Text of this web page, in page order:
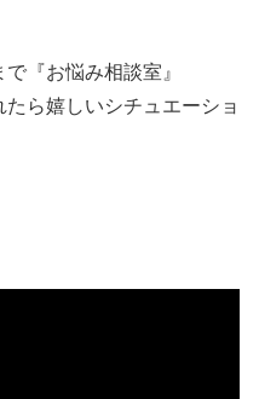
『お悩み相談室』
たら嬉しいシチュエーショ